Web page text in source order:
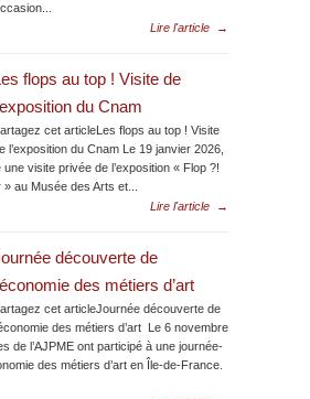
Lire l'article
→
flops au top ! Visite de
du Cnam
cet articleLes flops au top ! Visite
l’exposition du Cnam Le 19 janvier 2026,
une visite privée de l’exposition « Flop ?!
au Musée des Arts et...
Lire l'article
→
découverte de
des métiers d’art
cet articleJournée découverte de
des métiers d’art Le 6 novembre
de l’AJPME ont participé à une journée-
des métiers d’art en Île-de-France.